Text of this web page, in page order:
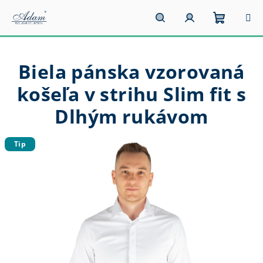
obsah
HľadaťPrihlásenie
košík
Biela pánska vzorovaná
košeľa v strihu Slim fit s
Dlhým rukávom
Tip